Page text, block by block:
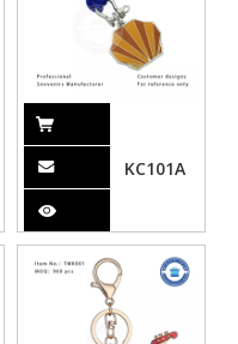
KC101A